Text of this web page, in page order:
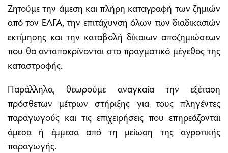
Ζητούμε την άμεση και πλήρη καταγραφή των ζημιών
από τον ΕΛΓΑ, την επιτάχυνση όλων των διαδικασιών
εκτίμησης και την καταβολή δίκαιων αποζημιώσεων
που θα ανταποκρίνονται στο πραγματικό μέγεθος της
καταστροφής.
Παράλληλα, θεωρούμε αναγκαία την εξέταση
πρόσθετων μέτρων στήριξης για τους πληγέντες
παραγωγούς και τις επιχειρήσεις που επηρεάζονται
άμεσα ή έμμεσα από τη μείωση της αγροτικής
παραγωγής.